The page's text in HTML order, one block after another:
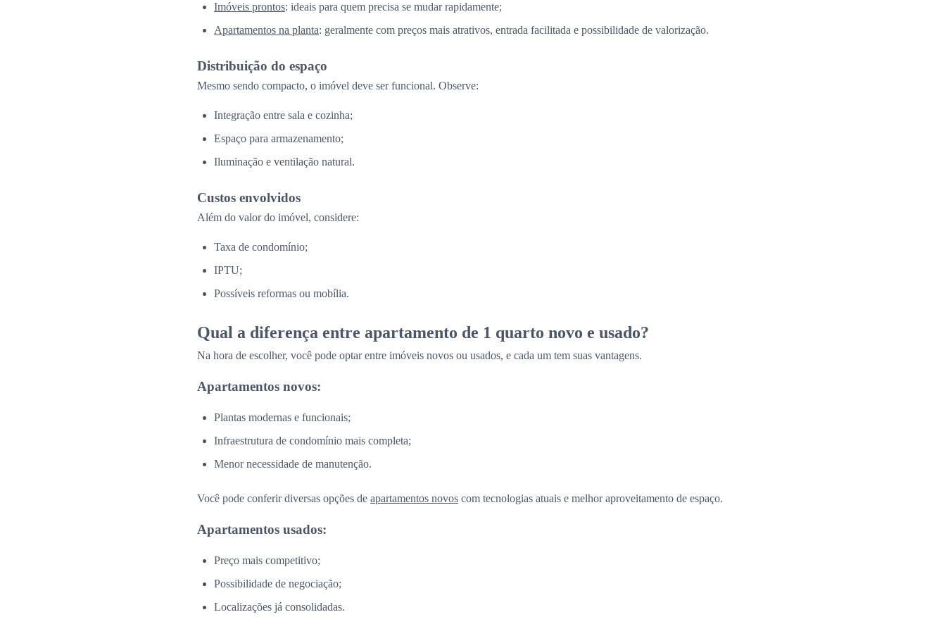
Imóveis prontos: ideais para quem precisa se mudar rapidamente;
Apartamentos na planta: geralmente com preços mais atrativos, entrada facilitada e possibilidade de valorização.
Distribuição do espaço
Mesmo sendo compacto, o imóvel deve ser funcional. Observe:
Integração entre sala e cozinha;
Espaço para armazenamento;
Iluminação e ventilação natural.
Custos envolvidos
Além do valor do imóvel, considere:
Taxa de condomínio;
IPTU;
Possíveis reformas ou mobília.
Qual a diferença entre apartamento de 1 quarto novo e usado?
Na hora de escolher, você pode optar entre imóveis novos ou usados, e cada um tem suas vantagens.
Apartamentos novos:
Plantas modernas e funcionais;
Infraestrutura de condomínio mais completa;
Menor necessidade de manutenção.
Você pode conferir diversas opções de apartamentos novos com tecnologias atuais e melhor aproveitamento de espaço.
Apartamentos usados:
Preço mais competitivo;
Possibilidade de negociação;
Localizações já consolidadas.